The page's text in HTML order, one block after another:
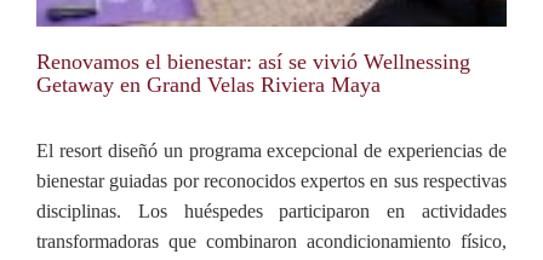
Renovamos el bienestar: así se vivió Wellnessing
Getaway en Grand Velas Riviera Maya
El resort diseñó un programa excepcional de experiencias de
bienestar guiadas por reconocidos expertos en sus respectivas
disciplinas. Los huéspedes participaron en actividades
transformadoras que combinaron acondicionamiento físico,